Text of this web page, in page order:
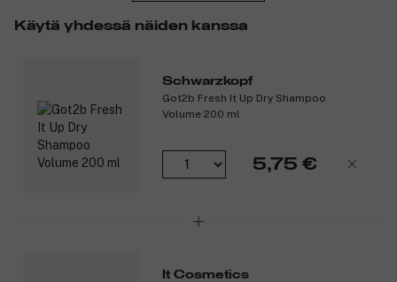
Käytä yhdessä näiden kanssa
Schwarzkopf
Got2b Fresh It Up Dry Shampoo
Volume 200 ml
5,75 €
It Cosmetics